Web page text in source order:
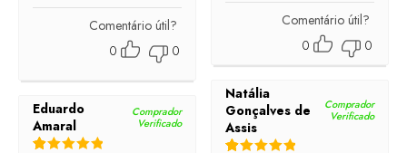
Comentário útil?
0
0
Comentário útil?
0
0
Natália
Gonçalves de
Assis
Comprador
Verificado
Eduardo
Amaral
Comprador
Verificado